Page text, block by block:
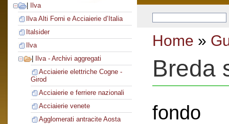
Ilva
Ilva Alti Forni e Acciaierie d’Italia
Italsider
Ilva
Ilva - Archivi aggregati
Acciaierie elettriche Cogne -
Girod
Acciaierie e ferriere nazionali
Acciaierie venete
Agglomerati antracite Aosta
Home »
Breda
fondo